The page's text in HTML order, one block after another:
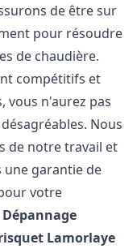
de être sur
pour résoudre
de chaudière.
compétitifs et
vous n'aurez pas
Nous
de notre travail et
garantie de
votre
Lamorlaye